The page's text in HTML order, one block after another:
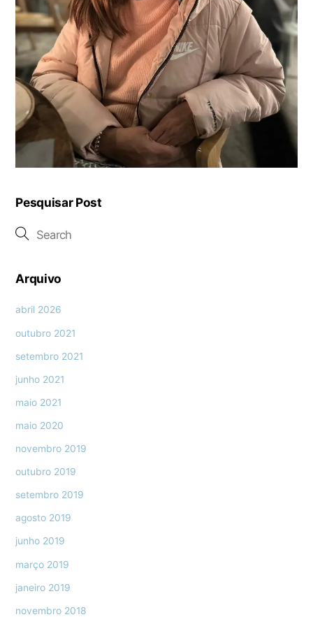
Pesquisar Post
Arquivo
abril 2026
outubro 2021
setembro 2021
junho 2021
maio 2021
maio 2020
novembro 2019
outubro 2019
setembro 2019
agosto 2019
junho 2019
março 2019
janeiro 2019
novembro 2018